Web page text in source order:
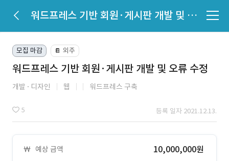
워드프레스 기반 회원·게시판 개발 및 오류 수정
모집 마감 📔 외주
워드프레스 기반 회원·게시판 개발 및 오류 수정
개발 디자인 웹 워드프레스 구축
5 등록 일자 2021.12.13.
예상 금액 10,000,000원